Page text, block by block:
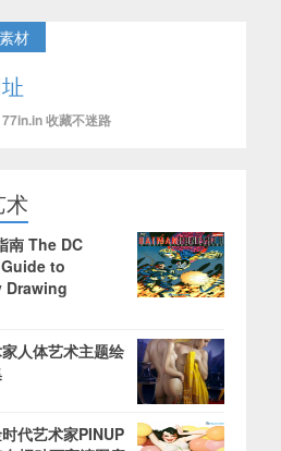
材
收藏不迷路
术
南 The DC
to
Drawing
人体艺术主题绘
代艺术家PINUP